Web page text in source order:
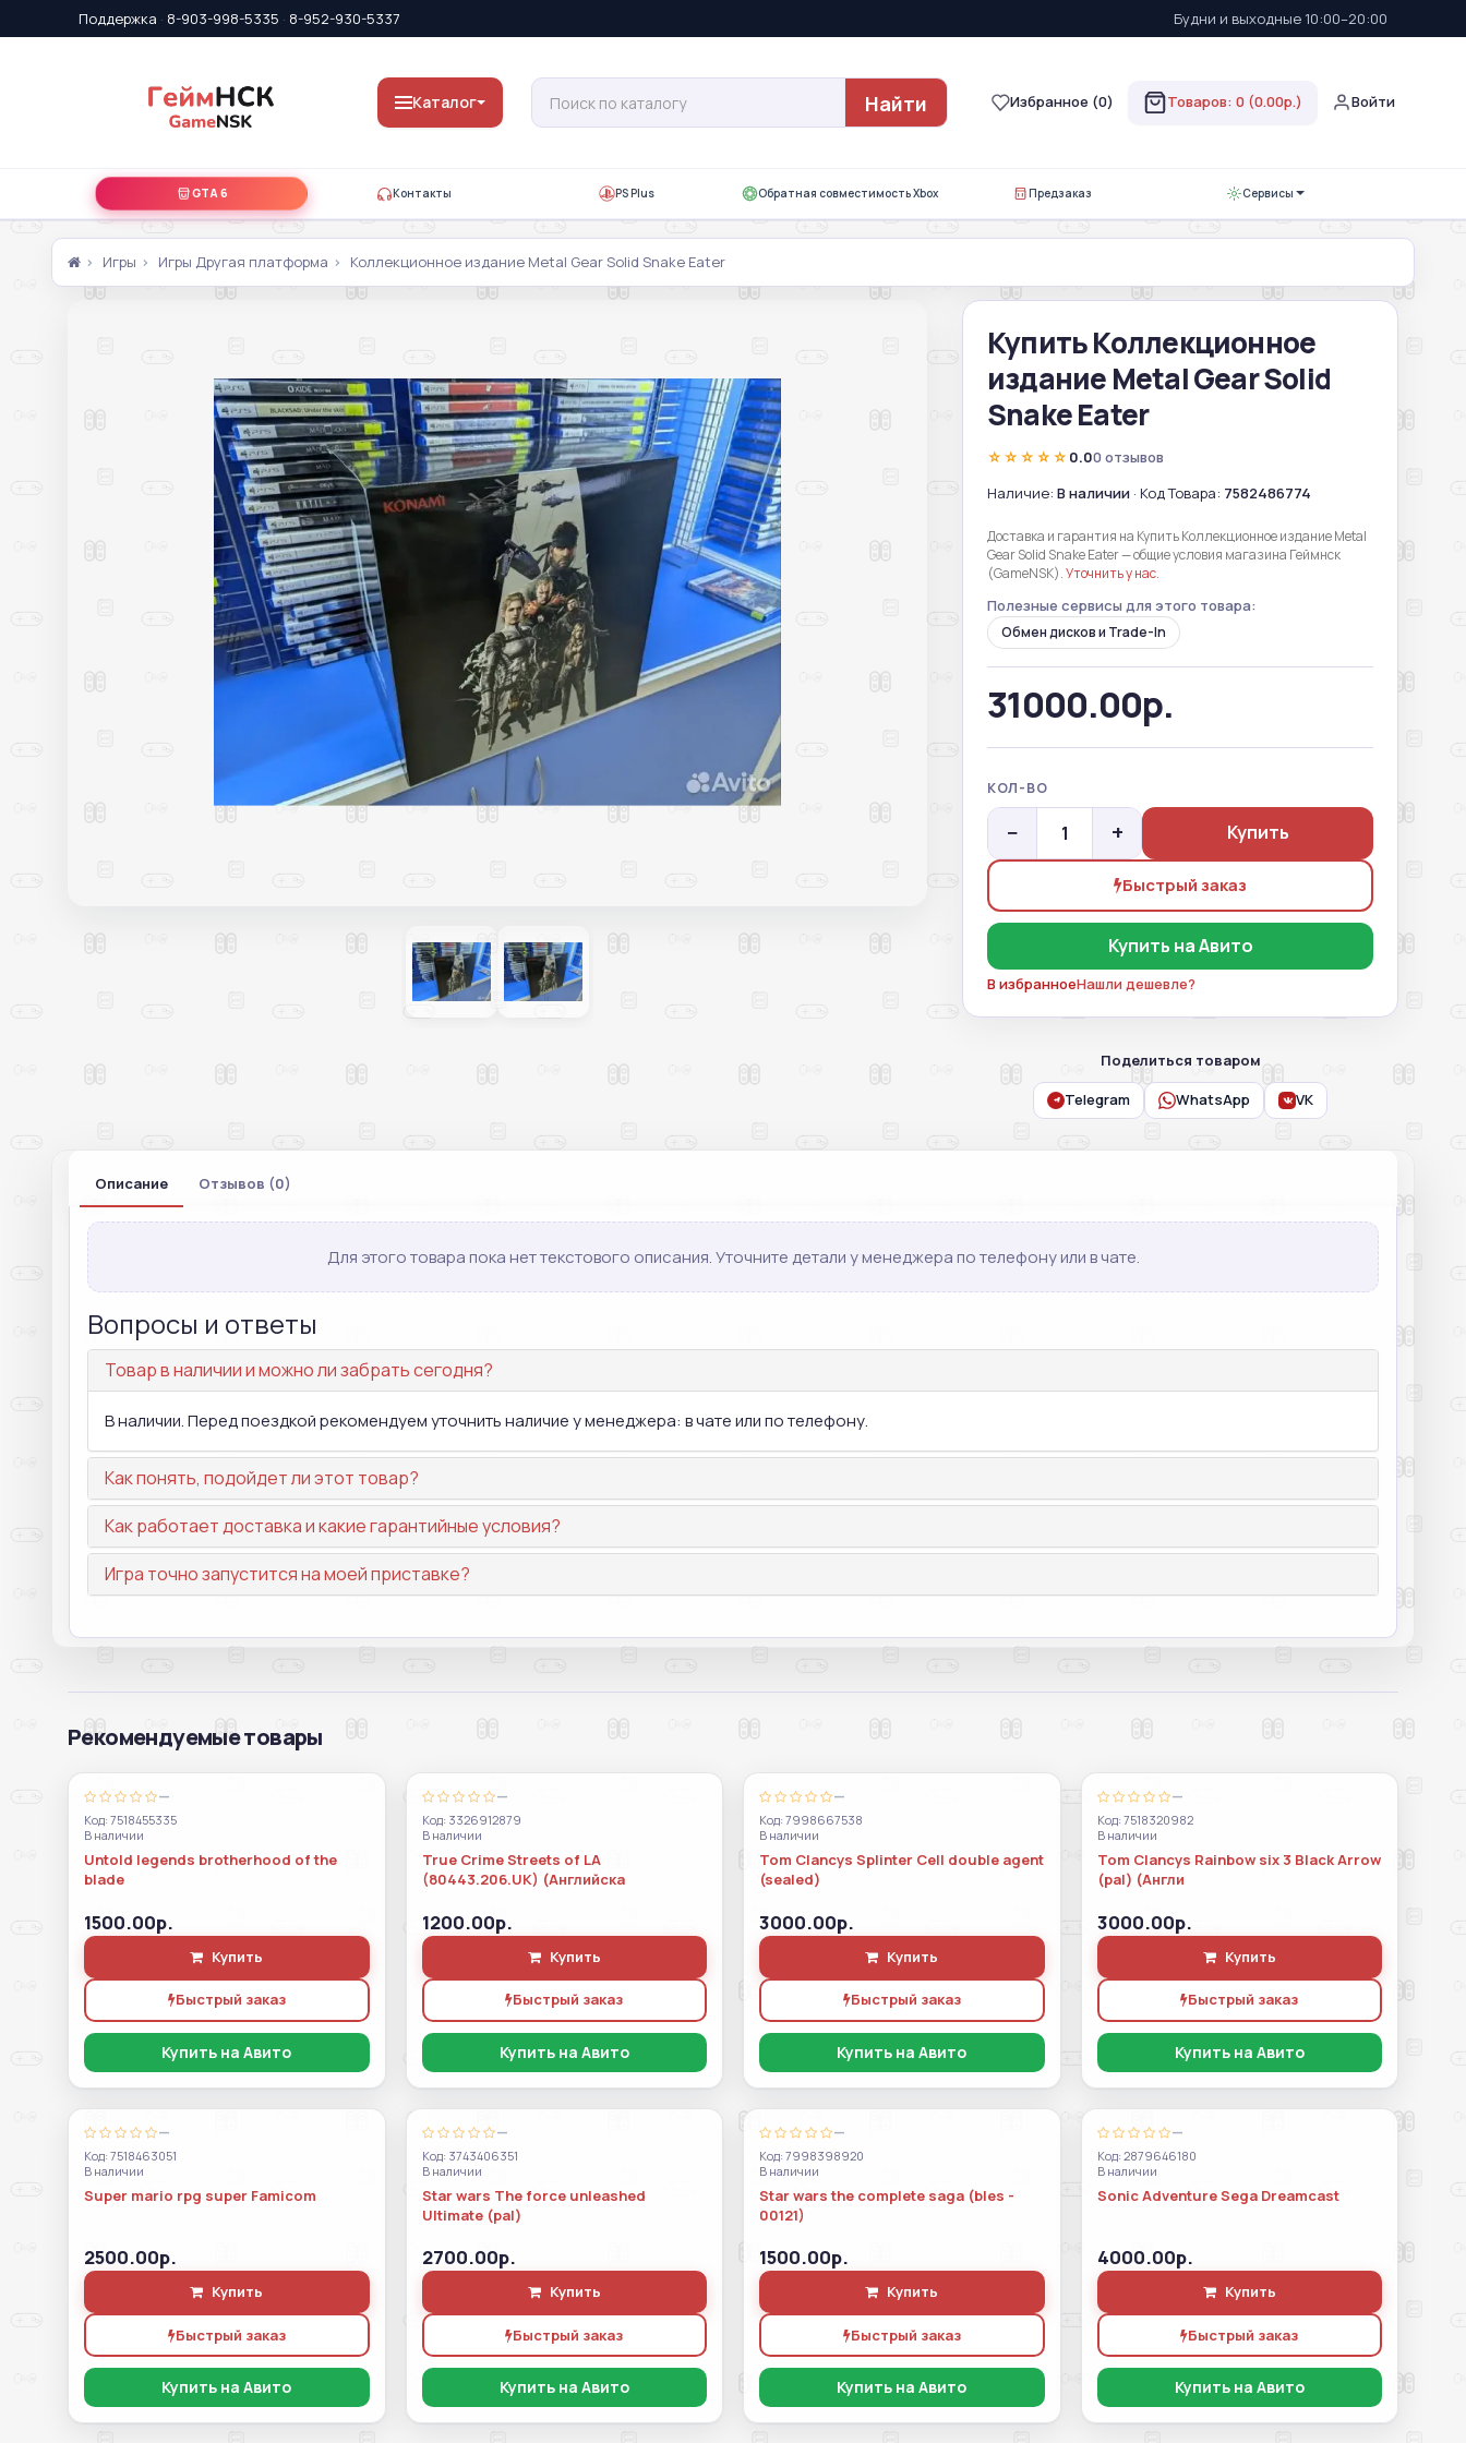
Поддержка · 8-903-998-5335 · 8-952-930-5337 Будни и выходные 10:00–20:00
Каталог Найти Избранное (0) Товаров: 0 (0.00р.) Войти
GTA 6 Контакты PS Plus Обратная совместимость Xbox Предзаказ Сервисы
Игры Игры Другая платформа Коллекционное издание Metal Gear Solid Snake Eater
Купить Коллекционное
издание Metal Gear Solid
Snake Eater
☆☆☆☆☆ 0.00 отзывов
Наличие: В наличии · Код Товара: 7582486774
Доставка и гарантия на Купить Коллекционное издание Metal
Gear Solid Snake Eater — общие условия магазина Геймнск
(GameNSK).Уточнить у нас.
Полезные сервисы для этого товара:
Обмен дисков и Trade-In
31000.00р.
КОЛ-ВО
− + Купить
Быстрый заказ
Купить на Авито
В избранноеНашли дешевле?
Поделиться товаром
Telegram WhatsApp VK
Описание Отзывов (0)
Для этого товара пока нет текстового описания. Уточните детали у менеджера по телефону или в чате.
Вопросы и ответы
Товар в наличии и можно ли забрать сегодня?
В наличии. Перед поездкой рекомендуем уточнить наличие у менеджера: в чате или по телефону.
Как понять, подойдет ли этот товар?
Как работает доставка и какие гарантийные условия?
Игра точно запустится на моей приставке?
Рекомендуемые товары
—
Код: 7518455335
В наличии
Untold legends brotherhood of the
blade
1500.00р.
Купить
Быстрый заказ
Купить на Авито
—
Код: 3326912879
В наличии
True Crime Streets of LA
(80443.206.UK) (Английска
1200.00р.
Купить
Быстрый заказ
Купить на Авито
—
Код: 7998667538
В наличии
Tom Clancys Splinter Cell double agent
(sealed)
3000.00р.
Купить
Быстрый заказ
Купить на Авито
—
Код: 7518320982
В наличии
Tom Clancys Rainbow six 3 Black Arrow
(pal) (Англи
3000.00р.
Купить
Быстрый заказ
Купить на Авито
—
Код: 7518463051
В наличии
Super mario rpg super Famicom
2500.00р.
Купить
Быстрый заказ
Купить на Авито
—
Код: 3743406351
В наличии
Star wars The force unleashed
Ultimate (pal)
2700.00р.
Купить
Быстрый заказ
Купить на Авито
—
Код: 7998398920
В наличии
Star wars the complete saga (bles -
00121)
1500.00р.
Купить
Быстрый заказ
Купить на Авито
—
Код: 2879646180
В наличии
Sonic Adventure Sega Dreamcast
4000.00р.
Купить
Быстрый заказ
Купить на Авито